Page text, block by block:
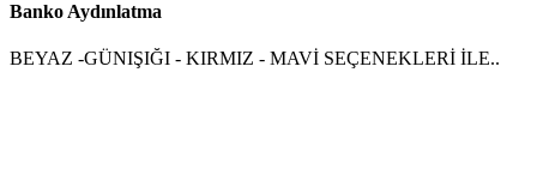
Banko Aydınlatma
BEYAZ -GÜNIŞIĞI - KIRMIZ - MAVİ SEÇENEKLERİ İLE..